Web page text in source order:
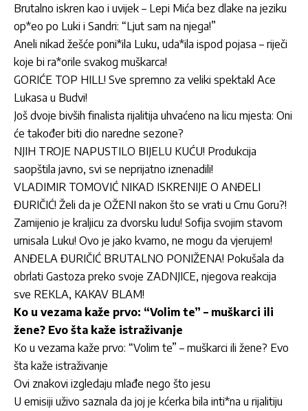
Brutalno iskren kao i uvijek – Lepi Mića bez dlake na jeziku
op*eo po Luki i Sandri: “Ljut sam na njega!”
Aneli nikad žešće poni*ila Luku, uda*ila ispod pojasa – riječi
koje bi ra*orile svakog muškarca!
GORIĆE TOP HILL! Sve spremno za veliki spektakl Ace
Lukasa u Budvi!
Još dvoje bivših finalista rijalitija uhvaćeno na licu mjesta: Oni
će također biti dio naredne sezone?
NJIH TROJE NAPUSTILO BIJELU KUĆU! Produkcija
saopštila javno, svi se neprijatno iznenadili!
VLADIMIR TOMOVIĆ NIKAD ISKRENIJE O ANĐELI
ĐURIČIĆ! Želi da je OŽENI nakon što se vrati u Crnu Goru?!
Zamijenio je kraljicu za dvorsku ludu! Sofija svojim stavom
urnisala Luku! Ovo je jako kvarno, ne mogu da vjerujem!
ANĐELA ĐURIČIĆ BRUTALNO PONIŽENA! Pokušala da
obrlati Gastoza preko svoje ZADNJICE, njegova reakcija
sve REKLA, KAKAV BLAM!
Ko u vezama kaže prvo: “Volim te” – muškarci ili
žene? Evo šta kaže istraživanje
Ko u vezama kaže prvo: “Volim te” – muškarci ili žene? Evo
šta kaže istraživanje
Ovi znakovi izgledaju mlađe nego što jesu
U emisiji uživo saznala da joj je kćerka bila inti*na u rijalitiju